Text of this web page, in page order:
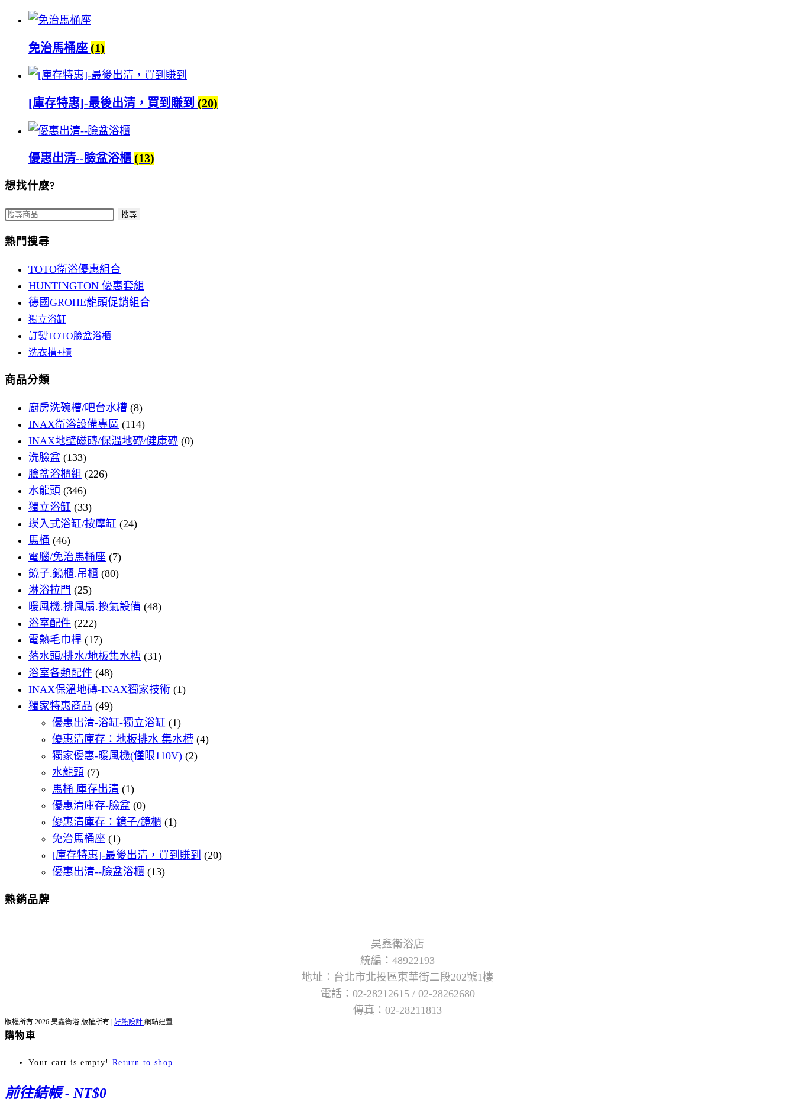
免治馬桶座 (1)
[庫存特惠]-最後出清，買到賺到 (20)
優惠出清--臉盆浴櫃 (13)
想找什麼?
搜
關
搜尋
熱門搜尋
TOTO衛浴優惠組合
HUNTINGTON 優惠套組
德國GROHE龍頭促銷組合
獨立浴缸
訂製TOTO臉盆浴櫃
洗衣槽+櫃
商品分類
廚房洗碗槽/吧台水槽 (8)
INAX衛浴設備專區 (114)
INAX地壁磁磚/保溫地磚/健康磚 (0)
洗臉盆 (133)
臉盆浴櫃組 (226)
水龍頭 (346)
獨立浴缸 (33)
崁入式浴缸/按摩缸 (24)
馬桶 (46)
電腦/免治馬桶座 (7)
鏡子.鏡櫃.吊櫃 (80)
淋浴拉門 (25)
暖風機.排風扇.換氣設備 (48)
浴室配件 (222)
電熱毛巾桿 (17)
落水頭/排水/地板集水槽 (31)
浴室各類配件 (48)
INAX保溫地磚-INAX獨家技術 (1)
獨家特惠商品 (49)
優惠出清-浴缸-獨立浴缸 (1)
優惠清庫存：地板排水 集水槽 (4)
獨家優惠-暖風機(僅限110V) (2)
水龍頭 (7)
馬桶 庫存出清 (1)
優惠清庫存-臉盆 (0)
優惠清庫存：鏡子/鏡櫃 (1)
免治馬桶座 (1)
[庫存特惠]-最後出清，買到賺到 (20)
優惠出清--臉盆浴櫃 (13)
熱銷品牌
昊鑫衛浴店
統編：48922193
地址：台北市北投區東華街二段202號1樓
電話：02-28212615 / 02-28262680
傳真：02-28211813
版權所有 2026 昊鑫衛浴 版權所有 | 好熊設計 網站建置
購物車
Your cart is empty! Return to shop
前往結帳 - NT$0